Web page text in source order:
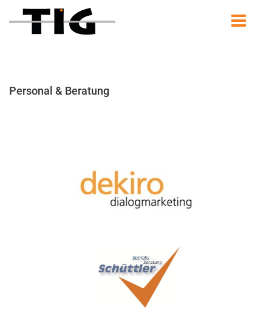
Personal & Beratung